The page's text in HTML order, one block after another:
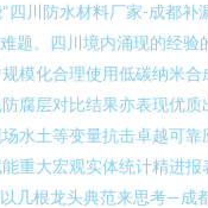
川防水材料厂家-成都
。四川境内涌现的经
模化合理使用低碳纳米
层对比结果亦表现优
土等变量抗击卓越可
大宏观实体统计精进
根龙头典范来思考—